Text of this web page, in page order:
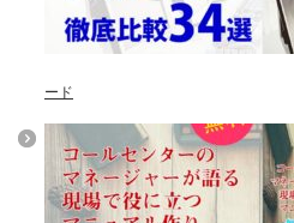
ード